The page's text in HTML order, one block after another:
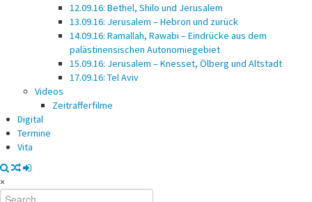
12.09.16: Bethel, Shilo und Jerusalem
13.09.16: Jerusalem – Hebron und zurück
14.09.16: Ramallah, Rawabi – Eindrücke aus dem
palästinensischen Autonomiegebiet
15.09.16: Jerusalem – Knesset, Ölberg und Altstadt
17.09.16: Tel Aviv
Videos
Zeitrafferfilme
Digital
Termine
Vita
×
Search